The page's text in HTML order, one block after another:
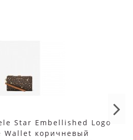
Star Embellished Logo
Wallet коричневый